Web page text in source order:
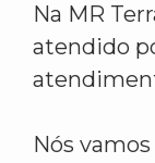
Na MR
atendido
Nós